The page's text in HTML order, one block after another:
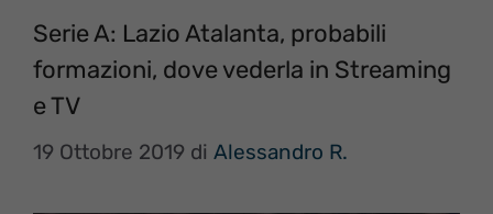
Serie A: Lazio Atalanta, probabili
formazioni, dove vederla in Streaming
e TV
19 Ottobre 2019 di Alessandro R.